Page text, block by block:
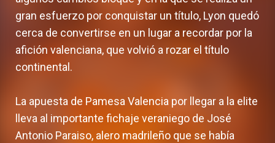
gran esfuerzo por conquistar un título, Lyon quedó
cerca de convertirse en un lugar a recordar por la
afición valenciana, que volvió a rozar el título
continental.
La apuesta de Pamesa Valencia por llegar a la elite
lleva al importante fichaje veraniego de José
Antonio Paraiso, alero madrileño que se había